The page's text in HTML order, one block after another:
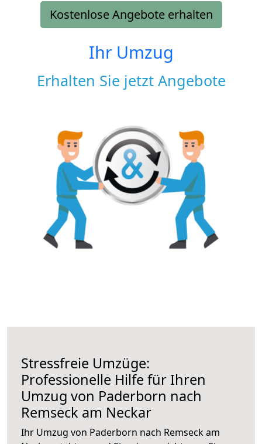
Kostenlose Angebote erhalten
Ihr Umzug
Erhalten Sie jetzt Angebote
Stressfreie Umzüge:
Professionelle Hilfe für Ihren
Umzug von Paderborn nach
Remseck am Neckar
Ihr Umzug von Paderborn nach Remseck am